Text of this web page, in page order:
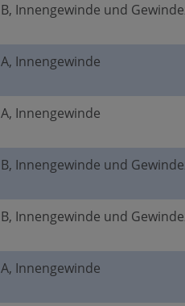
B, Innengewinde und
A, Innengewinde
A, Innengewinde
B, Innengewinde und
B, Innengewinde und
A, Innengewinde